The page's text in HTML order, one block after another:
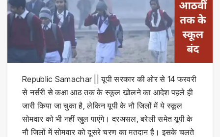
Republic Samachar || यूपी सरकार की ओर से 14 फरवरी
से नर्सरी से कक्षा आठ तक के स्कूल खोलने का आदेश पहले ही
जारी किया जा चुका है, लेकिन यूपी के नौ जिलों में ये स्कूल
सोमवार को भी नहीं खुल पाएंगे। दरअसल, बरेली समेत यूपी के
नौ जिलों में सोमवार को दूसरे चरण का मतदान है। इसके चलते